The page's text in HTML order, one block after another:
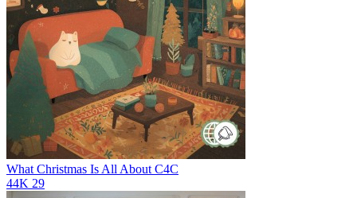
What Christmas Is All About C4C
44K 29